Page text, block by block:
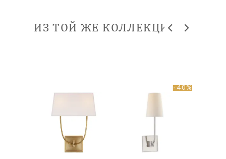
ИЗ ТОЙ ЖЕ КОЛЛЕКЦИИ
-40%